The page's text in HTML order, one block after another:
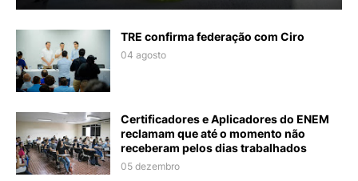
TRE confirma federação com Ciro
04 agosto
Certificadores e Aplicadores do ENEM
reclamam que até o momento não
receberam pelos dias trabalhados
05 dezembro